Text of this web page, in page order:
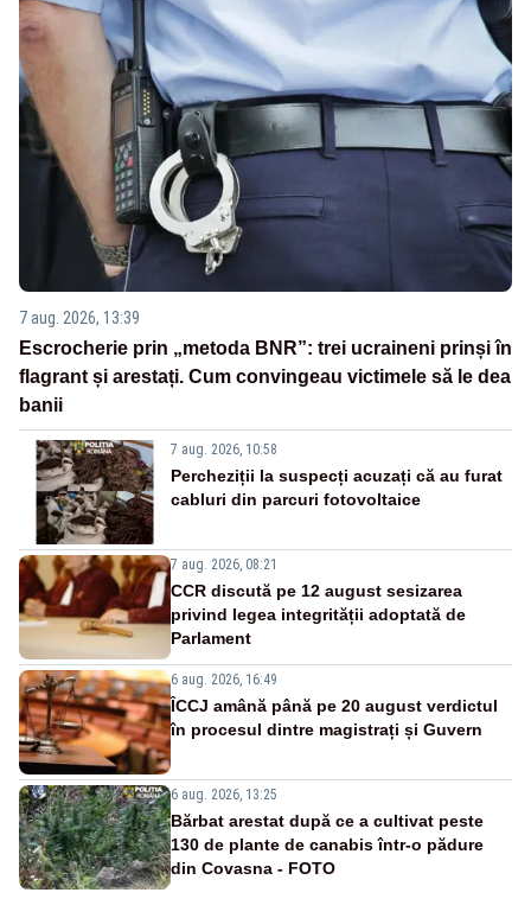
7 aug. 2026, 13:39
Escrocherie prin „metoda BNR”: trei ucraineni prinși în
flagrant și arestați. Cum convingeau victimele să le dea
banii
7 aug. 2026, 10:58
Percheziții la suspecți acuzați că au furat
cabluri din parcuri fotovoltaice
7 aug. 2026, 08:21
CCR discută pe 12 august sesizarea
privind legea integrității adoptată de
Parlament
6 aug. 2026, 16:49
ÎCCJ amână până pe 20 august verdictul
în procesul dintre magistrați și Guvern
6 aug. 2026, 13:25
Bărbat arestat după ce a cultivat peste
130 de plante de canabis într-o pădure
din Covasna - FOTO